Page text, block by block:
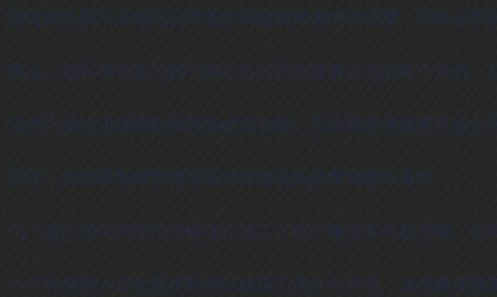
烟花制造的污染物也会严重影响建筑环境的清洁度，最终会影
灰尘，烟雾和有害的燃气烟花将沉积在建筑工地的每个角落
这些污染物还观察到裸环氧树脂表面，影响其硬化效果并减少
因此，提供环氧树脂地坪应消除烟花的质量和服务寿命。
为了减少烟火的使用并确保在施工过程中确保安全和质量，
一个特殊的人旨在监视和测试建筑工地安全环境，这是确保建